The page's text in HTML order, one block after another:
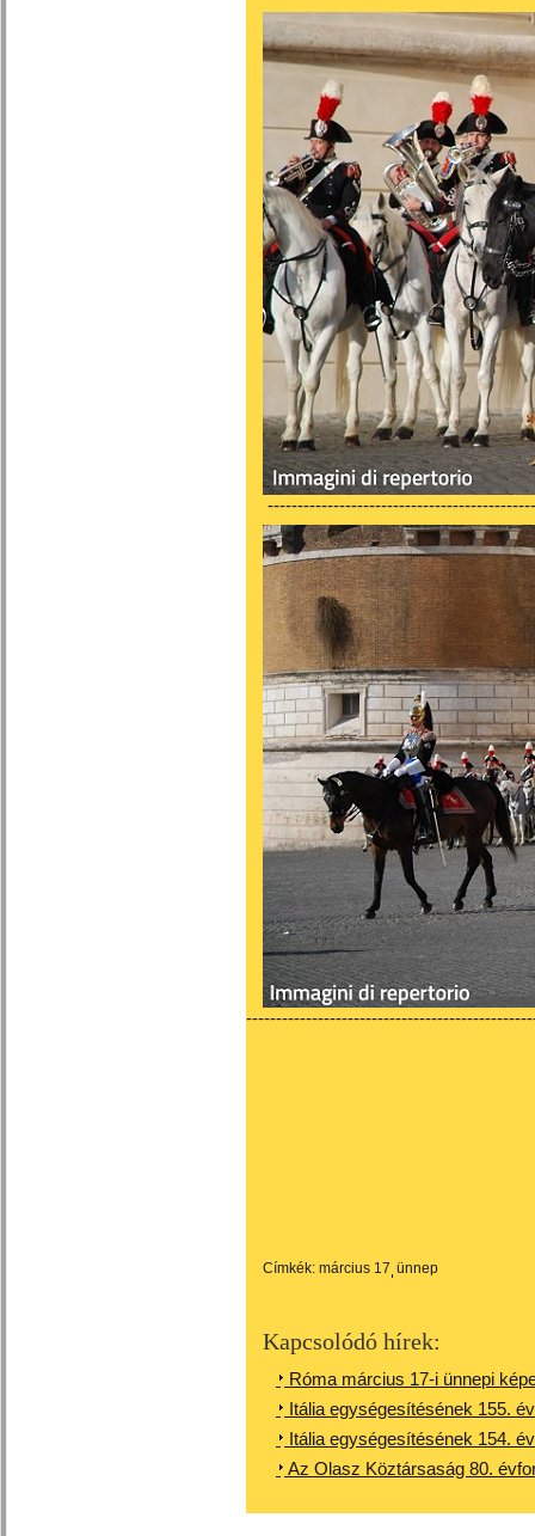
Címkék: március 17 ünnep
Kapcsolódó hírek:
Róma március 17-i ünnepi
Itália egységesítésének 155.
Itália egységesítésének 154.
Az Olasz Köztársaság 80.